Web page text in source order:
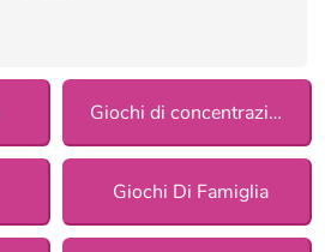
Giochi di concentrazione
Giochi Di Famiglia